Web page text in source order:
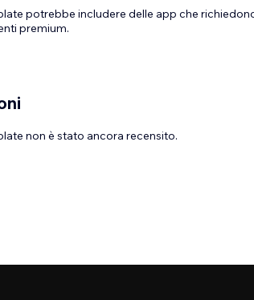
potrebbe includere delle app che
premium.
non è stato ancora recensito.